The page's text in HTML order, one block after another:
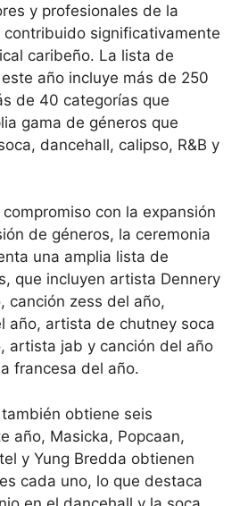
y profesionales de la
significativamente
caribeño. La lista de
año incluye más de 250
de 40 categorías que
gama de géneros que
dancehall, calipso, R&B y
con la expansión
de géneros, la ceremonia
una amplia lista de
que incluyen artista Dennery
canción zess del año,
año, artista de chutney soca
artista jab y canción del año
francesa del año.
obtiene seis
año, Masicka, Popcaan,
y Yung Bredda obtienen
cada uno, lo que destaca